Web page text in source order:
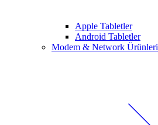
Apple Tabletler
Android Tabletler
Modem & Network Ürünleri